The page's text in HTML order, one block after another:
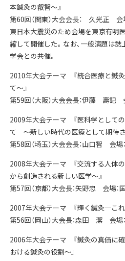
本鍼灸の叡智～』
第60回（関東）大会会長： 久光正 会
東日本大震災のため会場を東京有明
縮して開催した。なお、一般演題は
学会との共催。
2010年大会テーマ 『統合医療と鍼
て～』
第59回（大阪）大会会長：伊藤 壽記
2009年大会テーマ 『医科学として
て ～新しい時代の医療として期待さ
第58回（埼玉）大会会長：山口智 会
2008年大会テーマ 『交流する人体
から創造される新しい医学～』
第57回（京都）大会長：矢野忠 会場：
2007年大会テーマ 『輝く鍼灸―これ
第56回（岡山）大会長：森田 潔 会場
2006年大会テーマ 『鍼灸の真価に
おける鍼灸の役割～』